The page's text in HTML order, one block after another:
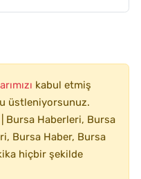
kabul etmiş
üstleniyorsunuz.
| Bursa Haberleri, Bursa
Bursa Haber, Bursa
hiçbir şekilde